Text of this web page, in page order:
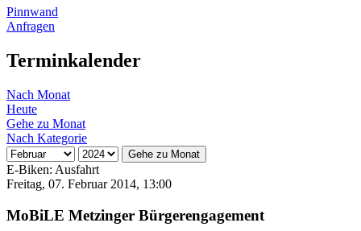
Pinnwand
Anfragen
Terminkalender
Nach Monat
Heute
Gehe zu Monat
Nach Kategorie
Gehe zu Monat
E-Biken: Ausfahrt
Freitag, 07. Februar 2014, 13:00
MoBiLE Metzinger Bürgerengagement